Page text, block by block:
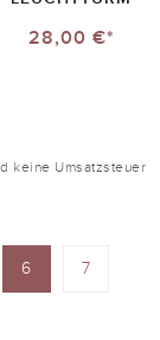
28,00 €*
keine Umsatzsteuer
6 7